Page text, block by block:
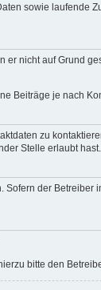
sowie laufende
nicht auf Grund
Beiträge je nach
zu
Stelle erlaubt hast.
der
bitte den